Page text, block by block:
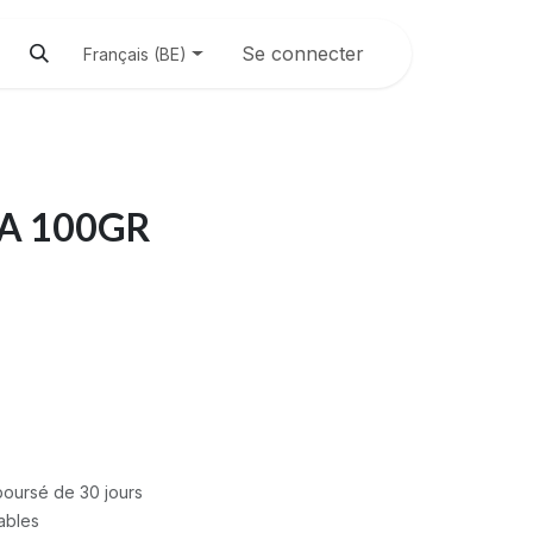
Français (BE) Se connecter
100GR
de 30 jours